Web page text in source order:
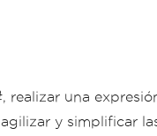
realizar una
y simplificar